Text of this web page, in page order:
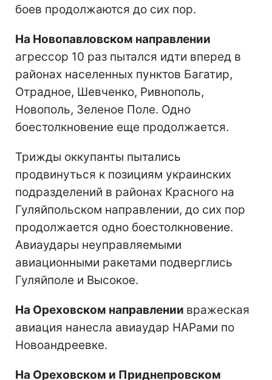
боев продолжаются до сих пор.
На Новопавловском направлении
агрессор 10 раз пытался идти вперед в
районах населенных пунктов Багатир,
Отрадное, Шевченко, Ривнополь,
Новополь, Зеленое Поле. Одно
боестолкновение еще продолжается.
Трижды оккупанты пытались
продвинуться к позициям украинских
подразделений в районах Красного на
Гуляйпольском направлении, до сих пор
продолжается одно боестолкновение.
Авиаудары неуправляемыми
авиационными ракетами подверглись
Гуляйполе и Высокое.
На Ореховском направлении вражеская
авиация нанесла авиаудар НАРами по
Новоандреевке.
На Ореховском и Приднепровском